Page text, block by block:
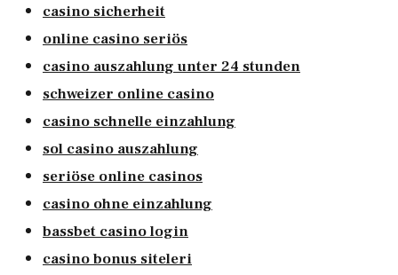
casino sicherheit
online casino seriös
casino auszahlung unter 24 stunden
schweizer online casino
casino schnelle einzahlung
sol casino auszahlung
seriöse online casinos
casino ohne einzahlung
bassbet casino login
casino bonus siteleri